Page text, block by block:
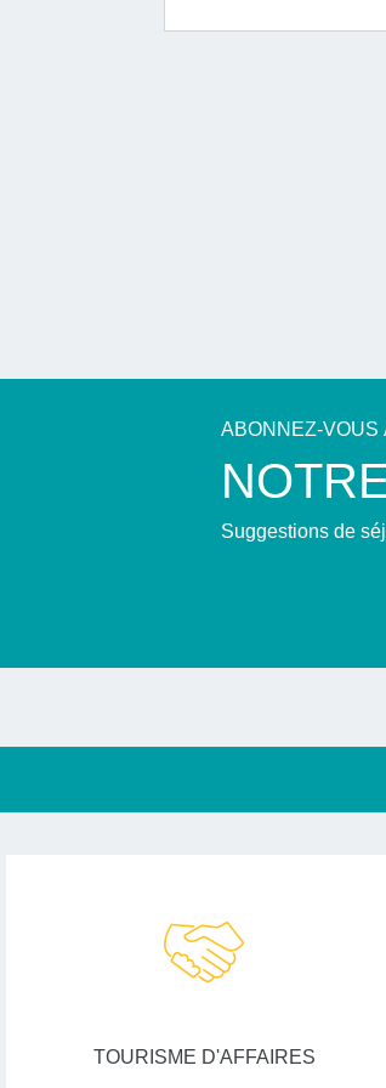
ABONNEZ-VOUS
Suggestions de
TOURISME D'AFFAIRES